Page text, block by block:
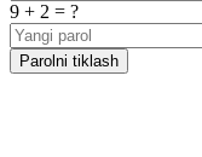
9 + 2 = ?
Parolni tiklash